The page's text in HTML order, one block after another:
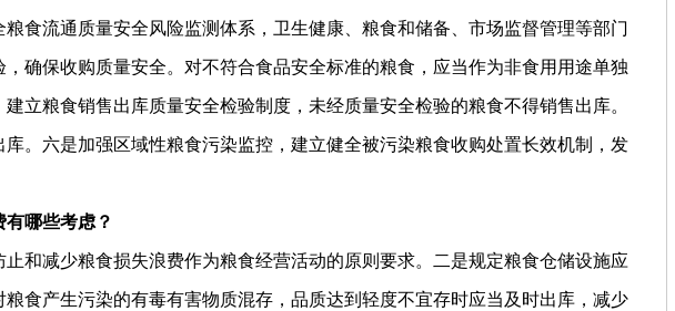
食流通质量安全风险监测体系，卫生健康、粮食和储备、市场监督管理等部门
确保收购质量安全。对不符合食品安全标准的粮食，应当作为非食用用途单独
立粮食销售出库质量安全检验制度，未经质量安全检验的粮食不得销售出库。
。六是加强区域性粮食污染监控，建立健全被污染粮食收购处置长效机制，发
哪些考虑？
和减少粮食损失浪费作为粮食经营活动的原则要求。二是规定粮食仓储设施应
食产生污染的有毒有害物质混存，品质达到轻度不宜存时应当及时出库，减少